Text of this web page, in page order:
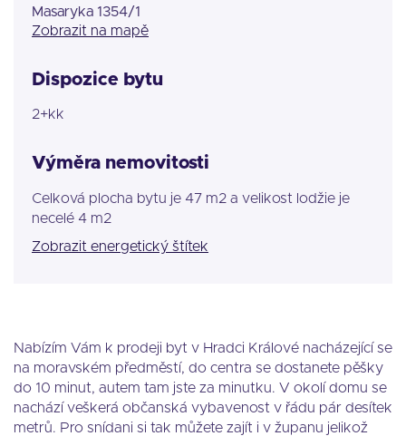
Masaryka 1354/1
Zobrazit na mapě
Dispozice bytu
2+kk
Výměra nemovitosti
Celková plocha bytu je 47 m2 a velikost lodžie je
necelé 4 m2
Zobrazit energetický štítek
Nabízím Vám k prodeji byt v Hradci Králové nacházející se
na moravském předměstí, do centra se dostanete pěšky
do 10 minut, autem tam jste za minutku. V okolí domu se
nachází veškerá občanská vybavenost v řádu pár desítek
metrů. Pro snídani si tak můžete zajít i v županu jelikož